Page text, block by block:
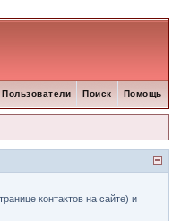
Помощь
Поиск
Пользователи
контактов на сайте) и